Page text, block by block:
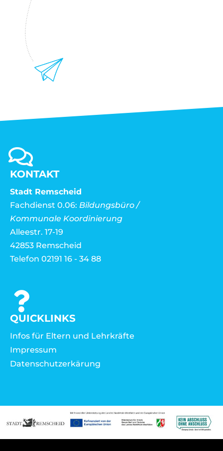
KONTAKT
Stadt Remscheid
Fachdienst 0.06: Bildungsbüro /
Kommunale Koordinierung
Alleestr. 17-19
42853 Remscheid
Telefon 02191 16 - 34 88
QUICKLINKS
Infos für Eltern und Lehrkräfte
Impressum
Datenschutzerkärung